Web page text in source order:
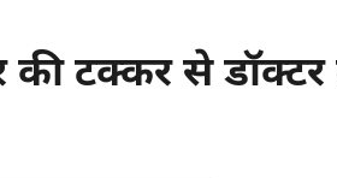
की टक्कर से